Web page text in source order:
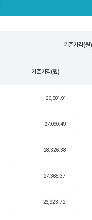
기준가격(원)
기준가격(원)
26,881.91
27,090.49
28,326.38
27,365.37
26,923.72